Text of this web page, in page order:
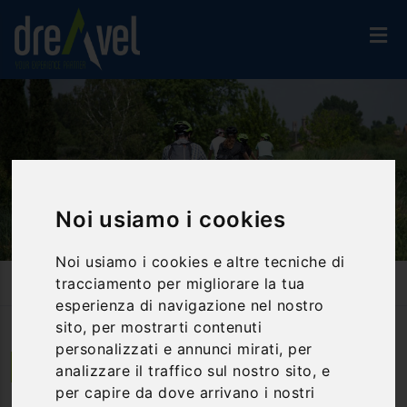
Noi usiamo i cookies
Noi usiamo i cookies e altre tecniche di
tracciamento per migliorare la tua
esperienza di navigazione nel nostro
sito, per mostrarti contenuti
personalizzati e annunci mirati, per
analizzare il traffico sul nostro sito, e
per capire da dove arrivano i nostri
Attività Ed Esperienze
Bike & E-Bike
Bevagna Bike & Wine: Tour In Bike E Degustazione!
Bevagna | Umbria